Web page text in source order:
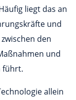
liegt das an
und
den
und
führt.
allein